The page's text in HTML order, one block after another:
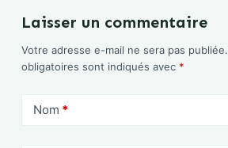
Laisser un commentaire
Votre adresse e-mail ne sera pas publiée.
obligatoires sont indiqués avec *
Nom *